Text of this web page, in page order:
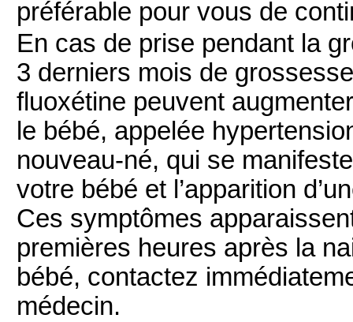
préférable pour vous de
En cas de prise pendant la
3 derniers mois de
fluoxétine peuvent
le bébé, appelée
nouveau-né, qui se
votre bébé et l’apparition
Ces symptômes
premières heures après la
bébé, contactez
médecin.